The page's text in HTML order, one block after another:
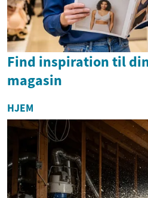
Find inspiration til
magasin
HJEM